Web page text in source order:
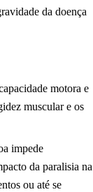
da doença
motora e
muscular e os
impede
da paralisia na
ou até se